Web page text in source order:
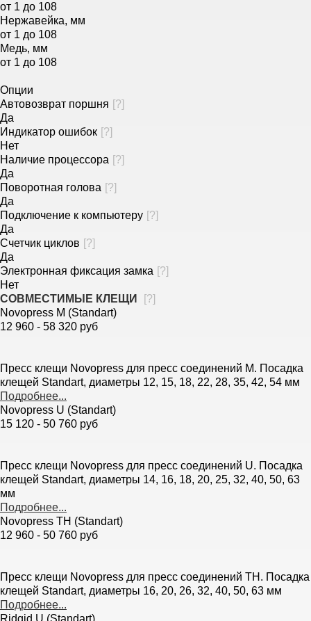
от 1 до 108
Нержавейка, мм
от 1 до 108
Медь, мм
от 1 до 108
Опции
Автовозврат поршня [?]
Да
Индикатор ошибок [?]
Нет
Наличие процессора [?]
Да
Поворотная голова [?]
Да
Подключение к компьютеру [?]
Да
Счетчик циклов [?]
Да
Электронная фиксация замка [?]
Нет
СОВМЕСТИМЫЕ КЛЕЩИ
[?]
Novopress M (Standart)
12 960 - 58 320 руб
Пресс клещи Novopress для пресс соединений M. Посадка
клещей Standart, диаметры 12, 15, 18, 22, 28, 35, 42, 54 мм
Подробнее...
Novopress U (Standart)
15 120 - 50 760 руб
Пресс клещи Novopress для пресс соединений U. Посадка
клещей Standart, диаметры 14, 16, 18, 20, 25, 32, 40, 50, 63
мм
Подробнее...
Novopress TH (Standart)
12 960 - 50 760 руб
Пресс клещи Novopress для пресс соединений TH. Посадка
клещей Standart, диаметры 16, 20, 26, 32, 40, 50, 63 мм
Подробнее...
Ridgid U (Standart)